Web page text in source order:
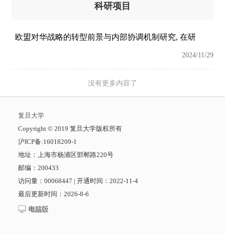
科研项目
欧盟对华战略的转型前景与内部协调机制研究, 在研
2024/11/29
没有更多内容了
复旦大学
​Copyright © 2019 复旦大学版权所有
沪ICP备:16018209-1
地址：上海市杨浦区邯郸路220号
邮编：200433
访问量： 00068447 | 开通时间： 2022-11 -4
最后更新时间： 2026-8-6